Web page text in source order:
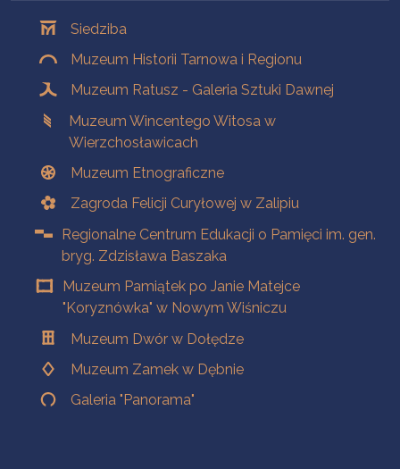
Siedziba
Muzeum Historii Tarnowa i Regionu
Muzeum Ratusz - Galeria Sztuki Dawnej
Muzeum Wincentego Witosa w
Wierzchosławicach
Muzeum Etnograficzne
Zagroda Felicji Curyłowej w Zalipiu
Regionalne Centrum Edukacji o Pamięci im. gen.
bryg. Zdzisława Baszaka
Muzeum Pamiątek po Janie Matejce
"Koryznówka" w Nowym Wiśniczu
Muzeum Dwór w Dołędze
Muzeum Zamek w Dębnie
Galeria "Panorama"